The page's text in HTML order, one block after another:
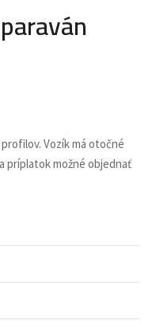
Vozík má otočné
príplatok možné objednať